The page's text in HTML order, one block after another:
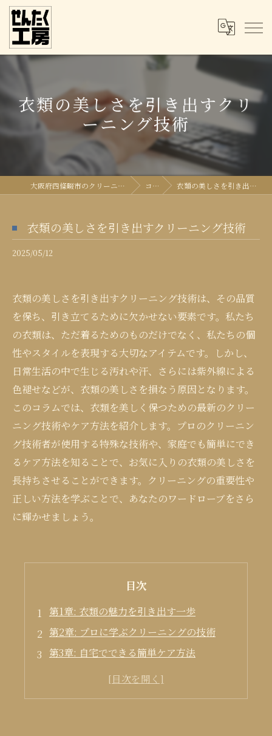
衣類の美しさを引き出すクリ
ーニング技術
大阪府四條畷市のクリーニングならせんたく工房 コラム 衣類の美しさを引き出すクリーニング技術
衣類の美しさを引き出すクリーニング技術
2025/05/12
衣類の美しさを引き出すクリーニング技術は、その品質
を保ち、引き立てるために欠かせない要素です。私たち
の衣類は、ただ着るためのものだけでなく、私たちの個
性やスタイルを表現する大切なアイテムです。しかし、
日常生活の中で生じる汚れや汗、さらには紫外線による
色褪せなどが、衣類の美しさを損なう原因となります。
このコラムでは、衣類を美しく保つための最新のクリー
ニング技術やケア方法を紹介します。プロのクリーニン
グ技術者が使用する特殊な技術や、家庭でも簡単にでき
るケア方法を知ることで、お気に入りの衣類の美しさを
長持ちさせることができます。クリーニングの重要性や
正しい方法を学ぶことで、あなたのワードローブをさら
に輝かせましょう。
目次
第1章: 衣類の魅力を引き出す一歩
第2章: プロに学ぶクリーニングの技術
第3章: 自宅でできる簡単ケア方法
第4章: 衣類の美しさを長持ちさせるために